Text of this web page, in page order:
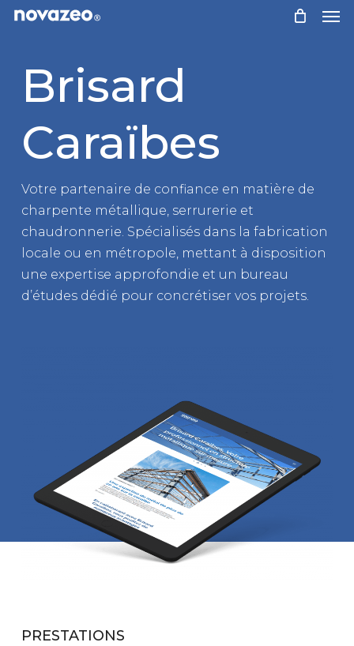
Skip
contentBrisard
Caraïbes
Votre partenaire de confiance en matière de
charpente métallique, serrurerie et
chaudronnerie. Spécialisés dans la fabrication
locale ou en métropole, mettant à disposition
une expertise approfondie et un bureau
d’études dédié pour concrétiser vos projets.
PRESTATIONS